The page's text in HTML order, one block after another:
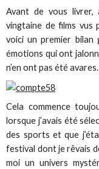
Avant de vous livrer,
vingtaine de films vus
voici un premier bilan
émotions qui ont
n’en ont pas été avares.
Cela commence
lorsque j’avais été
des sports et que
festival dont je rêvais
moi un univers